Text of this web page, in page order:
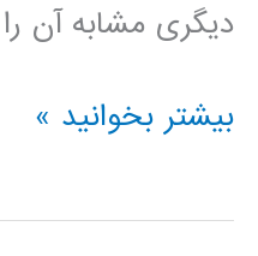
دیگری مشابه آن
سیر
پیاز
بیشتر بخوانید »